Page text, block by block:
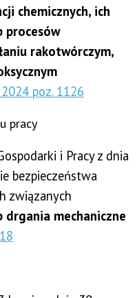
chemicznych, ich
procesów
rakotwórczym,
2024 poz. 1126
pracy
i Pracy z dnia
bezpieczeństwa
związanych
drgania mechaniczne